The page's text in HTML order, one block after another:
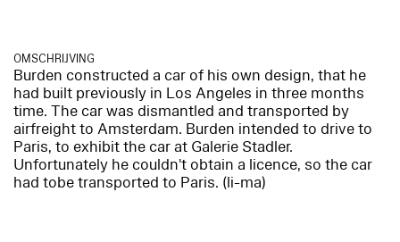
OMSCHRIJVING
Burden constructed a car of his own design, that he
had built previously in Los Angeles in three months
time. The car was dismantled and transported by
airfreight to Amsterdam. Burden intended to drive to
Paris, to exhibit the car at Galerie Stadler.
Unfortunately he couldn't obtain a licence, so the car
had tobe transported to Paris. (li-ma)